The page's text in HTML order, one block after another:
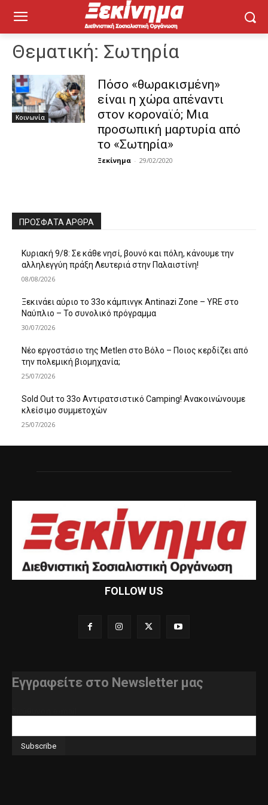
Θεματική: Σωτηρία
Κοινωνία
Πόσο «θωρακισμένη»
είναι η χώρα απέναντι
στον κοροναϊό; Μια
προσωπική μαρτυρία από
το «Σωτηρία»
Ξεκίνημα - 29/02/2020
ΠΡΌΣΦΑΤΑ ΆΡΘΡΑ
Κυριακή 9/8: Σε κάθε νησί, βουνό και πόλη, κάνουμε την
αλληλεγγύη πράξη Λευτεριά στην Παλαιστίνη!
08/08/2026
Ξεκινάει αύριο το 33ο κάμπινγκ Antinazi Zone – YRE στο
Ναύπλιο – Το συνολικό πρόγραμμα
30/07/2026
Νέο εργοστάσιο της Metlen στο Βόλο – Ποιος κερδίζει από
την πολεμική βιομηχανία;
25/07/2026
Sold Out το 33ο Αντιρατσιστικό Camping! Ανακοινώνουμε
κλείσιμο συμμετοχών
25/07/2026
FOLLOW US
Εγγραφείτε στο Newsletter μας